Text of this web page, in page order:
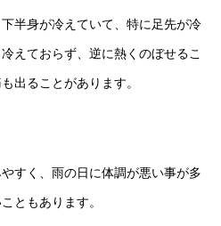
半身が冷えていて、特に足先が冷
えておらず、逆に熱くのぼせるこ
出ることがあります。
すく、雨の日に体調が悪い事が多
ともあります。